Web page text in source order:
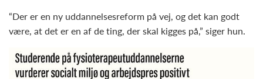
“Der er en ny uddannelsesreform på vej, og det kan godt
være, at det er en af de ting, der skal kigges på,” siger hun.